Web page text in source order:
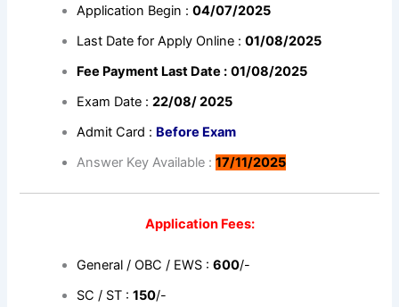
Application Begin :04/07/2025
Last Date for Apply Online :01/08/2025
Fee Payment Last Date : 01/08/2025
Exam Date :22/08/ 2025
Admit Card : Before Exam
Answer Key Available :17/11/2025
Application Fees:
General / OBC / EWS :600/-
SC / ST :150/-